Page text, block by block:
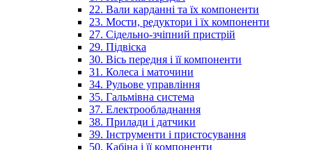
22. Вали карданні та їх компоненти
23. Мости, редуктори і їх компоненти
27. Сідельно-зчіпний пристрій
29. Підвіска
30. Вісь передня і її компоненти
31. Колеса і маточини
34. Рульове управління
35. Гальмівна система
37. Електрообладнання
38. Прилади і датчики
39. Інструменти і пристосування
50. Кабіна і її компоненти